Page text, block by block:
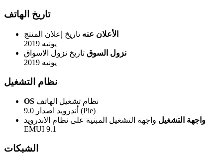
تاريخ الهاتف
الأعلان عنه تاريخ إعلان المنتج
يونيه 2019
نزول السوق تاريخ نزول الاسواق
يونيه 2019
نظام التشغيل
OS نظام تشغيل الهاتف
أندرويد اصدار 9.0 (Pie)
واجهة التشغيل واجهة التشغيل المبنية على نظام الاندرويد
EMUI 9.1
الشبكات